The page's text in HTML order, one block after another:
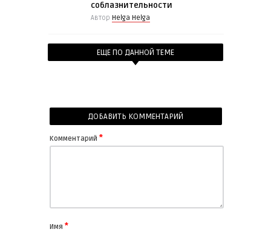
соблазнительности
Автор Helga Helga
ЕЩЕ ПО ДАННОЙ ТЕМЕ
ДОБАВИТЬ КОММЕНТАРИЙ
Комментарий *
Имя *